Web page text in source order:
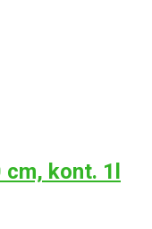
cm, kont. 1l